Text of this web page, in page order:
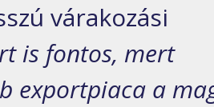
várakozási
is fontos, mert
exportpiaca a